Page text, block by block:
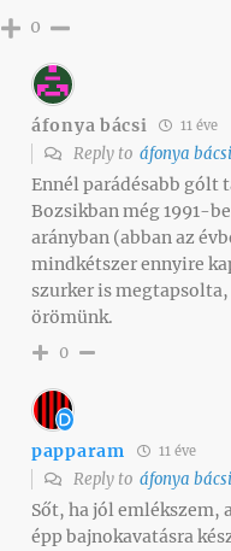
0
áfonya bácsi 11 éve
Reply to áfonya bácsi
Ennél parádésabb gólt
Bozsikban még 1991-
arányban (abban az
mindkétszer ennyire
szurker is
örömünk.
0
papparam 11 éve
Reply to áfonya bácsi
Sőt, ha jól emlékszem,
épp bajnokavatásra